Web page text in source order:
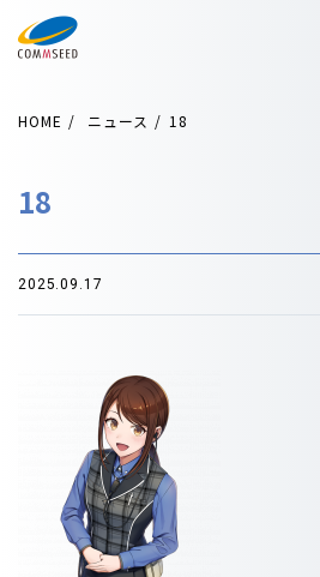
HOME ニュース 18
18
2025.09.17